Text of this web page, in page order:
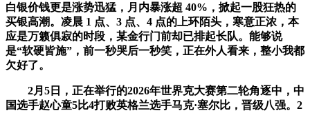
白银价钱更是涨势迅猛，月内暴涨超 40%，掀起一股狂热的
买银高潮。凌晨 1 点、3 点、4 点的上环陌头，寒意正浓，本
应是万籁俱寂的时段，某金行门前却已排起长队。能够说
是“软硬皆施”，前一秒哭后一秒笑，正在外人看来，整小我都
欠好了。
2月5日，正在举行的2026年世界克大赛第二轮角逐中，中
国选手赵心童5比4打败英格兰选手马克·塞尔比，晋级八强。2